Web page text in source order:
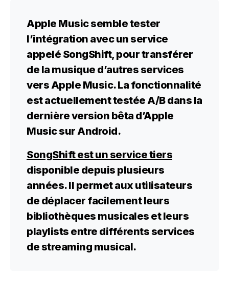
Apple Music semble tester
l’intégration avec un service
appelé SongShift, pour transférer
de la musique d’autres services
vers Apple Music. La fonctionnalité
est actuellement testée A/B dans la
dernière version bêta d’Apple
Music sur Android.
SongShift est un service tiers
disponible depuis plusieurs
années. Il permet aux utilisateurs
de déplacer facilement leurs
bibliothèques musicales et leurs
playlists entre différents services
de streaming musical.